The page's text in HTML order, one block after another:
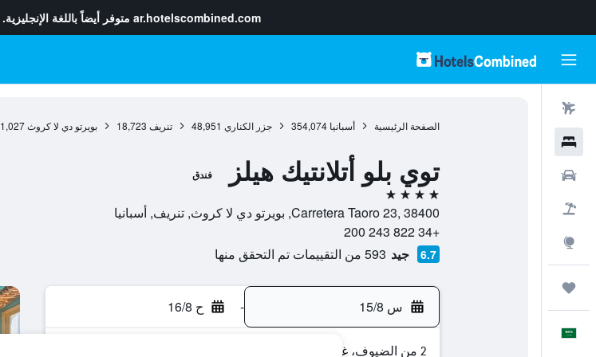
ar.hotelscombined.com متوفر أيضاً باللغة الإنجليزية.
الصفحة الرئيسية أسبانيا 354,074 جزر الكناري 48,951 تنريف 18,723 بويرتو دي لا كروث 1,027
توي بلو أتلانتيك هيلز فندق
4 نجوم
Carretera Taoro 23, 38400, بويرتو دي لا كروث, تنريف, أسبانيا
+34 822 243 200
6.7 جيد 593 من التقييمات تم التحقق منها
س 15/8 - ح 16/8
2 من الضيوف، غرفة واحدة